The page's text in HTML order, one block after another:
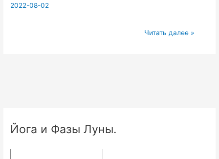
Время
2022-08-02
Йога
Читать далее »
Йога и Фазы Луны.